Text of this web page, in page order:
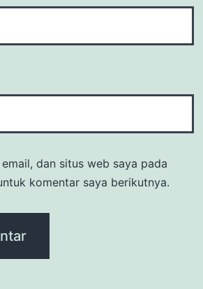
dan situs web saya pada
komentar saya berikutnya.